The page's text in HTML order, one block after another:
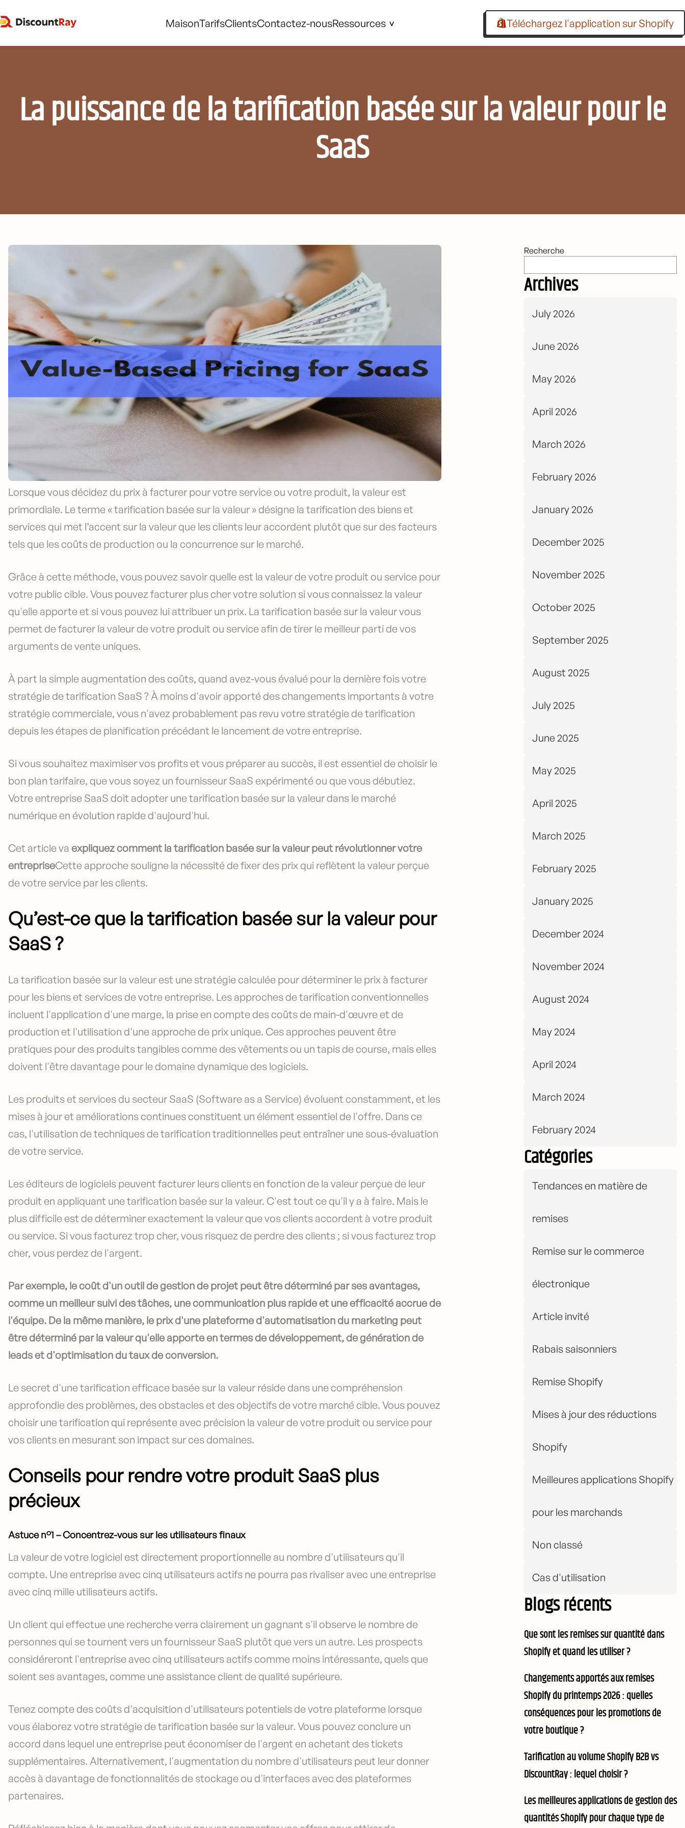
MaisonTarifsClientsContactez-nousRessources Téléchargez l'application sur Shopify
La puissance de la tarification basée sur la valeur pour le
SaaS
Recherche
Archives
July 2026
June 2026
May 2026
April 2026
March 2026
February 2026
January 2026
December 2025
November 2025
October 2025
September 2025
August 2025
July 2025
June 2025
May 2025
April 2025
March 2025
February 2025
January 2025
December 2024
November 2024
August 2024
May 2024
April 2024
March 2024
February 2024
Catégories
Tendances en matière de
remises
Remise sur le commerce
électronique
Article invité
Rabais saisonniers
Remise Shopify
Mises à jour des réductions
Shopify
Meilleures applications Shopify
pour les marchands
Non classé
Cas d'utilisation
Blogs récents
Que sont les remises sur quantité dans
Shopify et quand les utiliser ?
Changements apportés aux remises
Shopify du printemps 2026 : quelles
conséquences pour les promotions de
votre boutique ?
Tarification au volume Shopify B2B vs
DiscountRay : lequel choisir ?
Les meilleures applications de gestion des
quantités Shopify pour chaque type de
Lorsque vous décidez du prix à facturer pour votre service ou votre produit, la valeur est
primordiale. Le terme « tarification basée sur la valeur » désigne la tarification des biens et
services qui met l’accent sur la valeur que les clients leur accordent plutôt que sur des facteurs
tels que les coûts de production ou la concurrence sur le marché.
Grâce à cette méthode, vous pouvez savoir quelle est la valeur de votre produit ou service pour
votre public cible. Vous pouvez facturer plus cher votre solution si vous connaissez la valeur
qu'elle apporte et si vous pouvez lui attribuer un prix. La tarification basée sur la valeur vous
permet de facturer la valeur de votre produit ou service afin de tirer le meilleur parti de vos
arguments de vente uniques.
À part la simple augmentation des coûts, quand avez-vous évalué pour la dernière fois votre
stratégie de tarification SaaS ? À moins d'avoir apporté des changements importants à votre
stratégie commerciale, vous n'avez probablement pas revu votre stratégie de tarification
depuis les étapes de planification précédant le lancement de votre entreprise.
Si vous souhaitez maximiser vos profits et vous préparer au succès, il est essentiel de choisir le
bon plan tarifaire, que vous soyez un fournisseur SaaS expérimenté ou que vous débutiez.
Votre entreprise SaaS doit adopter une tarification basée sur la valeur dans le marché
numérique en évolution rapide d'aujourd'hui.
Cet article va expliquez comment la tarification basée sur la valeur peut révolutionner votre
entrepriseCette approche souligne la nécessité de fixer des prix qui reflètent la valeur perçue
de votre service par les clients.
Qu’est-ce que la tarification basée sur la valeur pour
SaaS ?
La tarification basée sur la valeur est une stratégie calculée pour déterminer le prix à facturer
pour les biens et services de votre entreprise. Les approches de tarification conventionnelles
incluent l'application d'une marge, la prise en compte des coûts de main-d'œuvre et de
production et l'utilisation d'une approche de prix unique. Ces approches peuvent être
pratiques pour des produits tangibles comme des vêtements ou un tapis de course, mais elles
doivent l'être davantage pour le domaine dynamique des logiciels.
Les produits et services du secteur SaaS (Software as a Service) évoluent constamment, et les
mises à jour et améliorations continues constituent un élément essentiel de l'offre. Dans ce
cas, l'utilisation de techniques de tarification traditionnelles peut entraîner une sous-évaluation
de votre service.
Les éditeurs de logiciels peuvent facturer leurs clients en fonction de la valeur perçue de leur
produit en appliquant une tarification basée sur la valeur. C'est tout ce qu'il y a à faire. Mais le
plus difficile est de déterminer exactement la valeur que vos clients accordent à votre produit
ou service. Si vous facturez trop cher, vous risquez de perdre des clients ; si vous facturez trop
cher, vous perdez de l'argent.
Par exemple, le coût d'un outil de gestion de projet peut être déterminé par ses avantages,
comme un meilleur suivi des tâches, une communication plus rapide et une efficacité accrue de
l'équipe. De la même manière, le prix d'une plateforme d'automatisation du marketing peut
être déterminé par la valeur qu'elle apporte en termes de développement, de génération de
leads et d'optimisation du taux de conversion.
Le secret d'une tarification efficace basée sur la valeur réside dans une compréhension
approfondie des problèmes, des obstacles et des objectifs de votre marché cible. Vous pouvez
choisir une tarification qui représente avec précision la valeur de votre produit ou service pour
vos clients en mesurant son impact sur ces domaines.
Conseils pour rendre votre produit SaaS plus
précieux
Astuce n°1 – Concentrez-vous sur les utilisateurs finaux
La valeur de votre logiciel est directement proportionnelle au nombre d'utilisateurs qu'il
compte. Une entreprise avec cinq utilisateurs actifs ne pourra pas rivaliser avec une entreprise
avec cinq mille utilisateurs actifs.
Un client qui effectue une recherche verra clairement un gagnant s'il observe le nombre de
personnes qui se tournent vers un fournisseur SaaS plutôt que vers un autre. Les prospects
considéreront l'entreprise avec cinq utilisateurs actifs comme moins intéressante, quels que
soient ses avantages, comme une assistance client de qualité supérieure.
Tenez compte des coûts d'acquisition d'utilisateurs potentiels de votre plateforme lorsque
vous élaborez votre stratégie de tarification basée sur la valeur. Vous pouvez conclure un
accord dans lequel une entreprise peut économiser de l'argent en achetant des tickets
supplémentaires. Alternativement, l'augmentation du nombre d'utilisateurs peut leur donner
accès à davantage de fonctionnalités de stockage ou d'interfaces avec des plateformes
partenaires.